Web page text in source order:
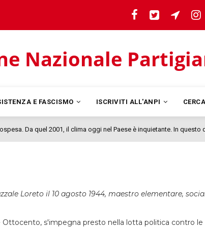
Nazionale
E FASCISMO ISCRIVITI ALL'ANPI CERCA
Da quel 2001, il clima oggi nel Paese è inquietante. In
Loreto il 10 agosto 1944, maestro elementare,
s'impegna presto nella lotta politica contro le